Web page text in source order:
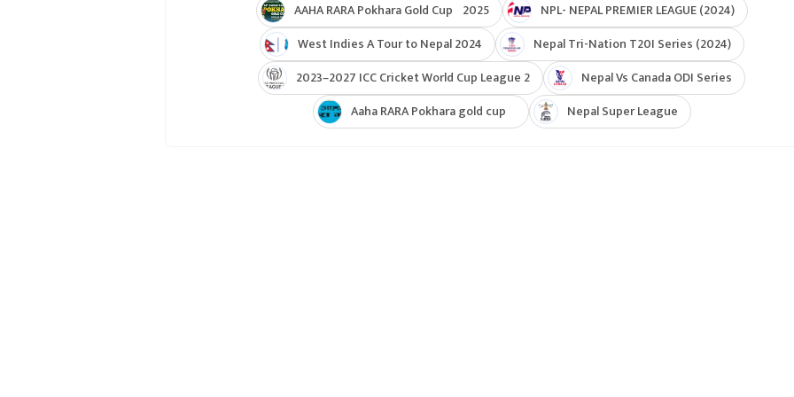
AAHA RARA Pokhara Gold Cup 2025
NPL- NEPAL PREMIER LEAGUE (2024)
West Indies A Tour to Nepal 2024
Nepal Tri-Nation T20I Series (2024)
2023–2027 ICC Cricket World Cup League 2
Nepal Vs Canada ODI Series
Aaha RARA Pokhara gold cup
Nepal Super League